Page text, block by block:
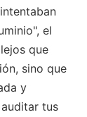
el
que
sino que
y
tus